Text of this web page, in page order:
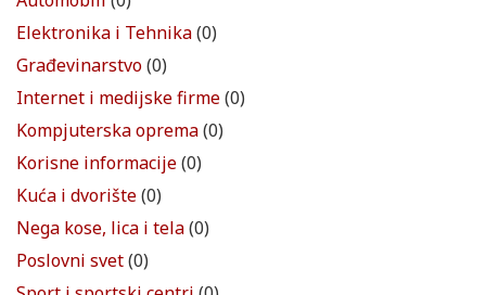
Elektronika i Tehnika(0)
Građevinarstvo(0)
Internet i medijske firme(0)
Kompjuterska oprema(0)
Korisne informacije(0)
Kuća i dvorište(0)
Nega kose, lica i tela(0)
Poslovni svet(0)